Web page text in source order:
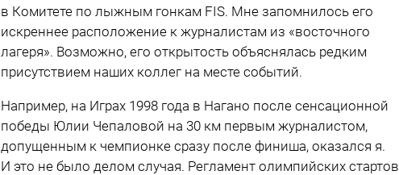
в Комитете по лыжным гонкам FIS. Мне запомнилось его
искреннее расположение к журналистам из «восточного
лагеря». Возможно, его открытость объяснялась редким
присутствием наших коллег на месте событий.
Например, на Играх 1998 го­да в Нагано после сенсационной
победы Юлии Чепаловой на 30 км первым журналистом,
допущенным к чемпионке сразу после финиша, оказался я.
И это не было делом случая. Регламент олимпийских стартов